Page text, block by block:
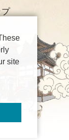
プ
site